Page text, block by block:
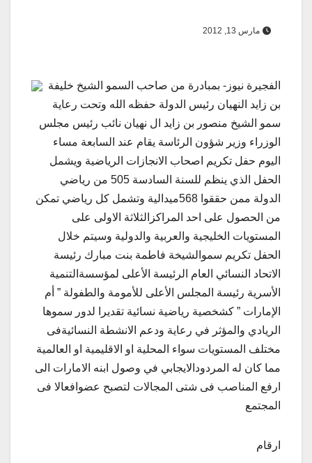
مارس 13, 2012
الفجيرة نيوز- بمبادرة من صاحب السمو الشيخ خليفة
بن زايد النهيان رئيس الدولة حفظه الله وتحت رعاية
سمو الشيخ منصور بن زايد ال نهيان نائب رئيس مجلس
الوزراء وزير شؤون الرئاسة يقام عند السابعة مساء
اليوم حفل تكريم اصحاب الانجازات الرياضية ويشمل
الحفل الذي ينظم للسنة السادسة 505 من رياضي
الدولة ممن حققوا 568ميدالية وتشمل كل رياضي تمكن
من الحصول على احد المراكزالثلاثة الاولى على
المستويات الخليجية والعربية والدولية وسيتم خلال
الحفل تكريم سموالشيخة فاطمة بنت مبارك رئيسة
الاتحاد النسائي العام الرئيسة الأعلى لمؤسسةالتنمية
الأسرية رئيسة المجلس الأعلى للأمومة والطفولة ” أم
الإمارات ” كشخصية رياضية نسائية تقديرا لدور سموها
الريادي والمؤثر في رعاية ودعم الانشطة النسائيةفى
مختلف المستويات سواء المحلية او الاقليمية او العالمية
مما كان له المردودالايجابي في وصول ابنه الامارات الى
ارفع المناصب فى شتى المجالات لتصبح عضوافعالا فى
المجتمع
ارقام